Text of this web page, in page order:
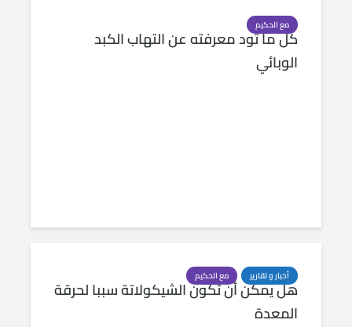
مع الحكيم
كل ما تود معرفته عن التهاب الكبد
الوبائي
أخبار و تقارير مع الحكيم
هل يمكن أن تكون الشيكولاتة سببا لحرقة
المعدة